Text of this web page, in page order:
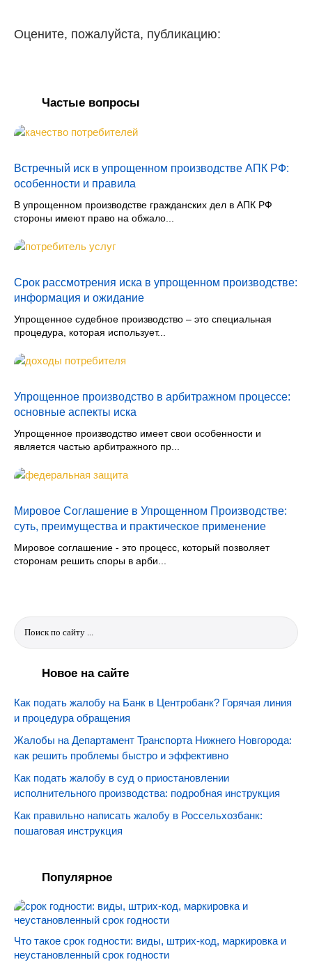
Оцените, пожалуйста, публикацию:
Частые вопросы
Встречный иск в упрощенном производстве АПК РФ:
особенности и правила
В упрощенном производстве гражданских дел в АПК РФ
стороны имеют право на обжало...
Срок рассмотрения иска в упрощенном производстве:
информация и ожидание
Упрощенное судебное производство – это специальная
процедура, которая использует...
Упрощенное производство в арбитражном процессе:
основные аспекты иска
Упрощенное производство имеет свои особенности и
является частью арбитражного пр...
Мировое Соглашение в Упрощенном Производстве:
суть, преимущества и практическое применение
Мировое соглашение - это процесс, который позволяет
сторонам решить споры в арби...
Новое на сайте
Как подать жалобу на Банк в Центробанк? Горячая линия
и процедура обращения
Жалобы на Департамент Транспорта Нижнего Новгорода:
как решить проблемы быстро и эффективно
Как подать жалобу в суд о приостановлении
исполнительного производства: подробная инструкция
Как правильно написать жалобу в Россельхозбанк:
пошаговая инструкция
Популярное
Что такое срок годности: виды, штрих-код, маркировка и
неустановленный срок годности